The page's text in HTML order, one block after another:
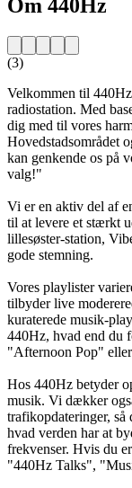
Om 440Hz
(3)
Velkommen til
radiostation. Med
dig med til vores
Hovedstadsområdet
kan genkende os på
valg!"
Vi er en aktiv del af
til at levere et stærkt
lillesøster-station,
gode stemning.
Vores playlister
tilbyder live
kuraterede musik-
440Hz, hvad end du
"Afternoon Pop"
Hos 440Hz betyder
musik. Vi dækker
trafikopdateringer,
hvad verden har at
frekvenser. Hvis du
"440Hz Talks",